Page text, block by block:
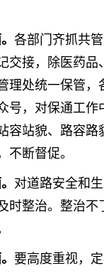
各部门齐抓共
交接，除医药
理处统一保管
号，对保通工
容站貌、路容路
不断督促。
对道路安全和
时整治。整治
要高度重视，